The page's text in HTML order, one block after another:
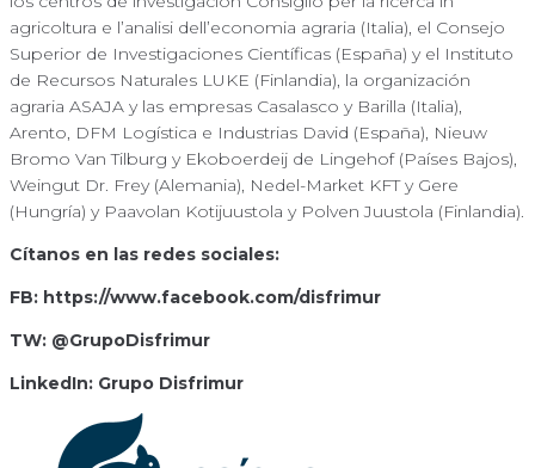
agricoltura e l’analisi dell’economia agraria (Italia), el Consejo
Superior de Investigaciones Científicas (España) y el Instituto
de Recursos Naturales LUKE (Finlandia), la organización
agraria ASAJA y las empresas Casalasco y Barilla (Italia),
Arento, DFM Logística e Industrias David (España), Nieuw
Bromo Van Tilburg y Ekoboerdeij de Lingehof (Países Bajos),
Weingut Dr. Frey (Alemania), Nedel-Market KFT y Gere
(Hungría) y Paavolan Kotijuustola y Polven Juustola (Finlandia).
Cítanos en las redes sociales:
FB: https://www.facebook.com/disfrimur
TW: @GrupoDisfrimur
LinkedIn: Grupo Disfrimur